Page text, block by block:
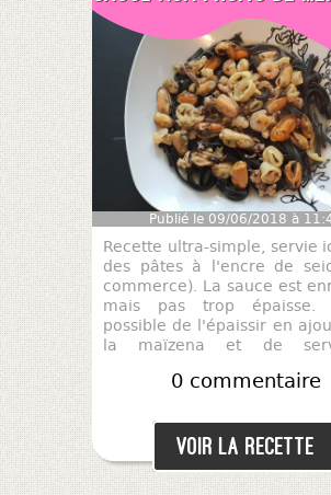
Publié le 09/06/2018 à
Recette ultra-simple, servie
des pâtes à l'encre de
commerce). La sauce est
mais pas trop
possible de l'épaissir en
la maïzena et de
Jacques"... À bon entendeur,
0 commentaire
Voir la recette